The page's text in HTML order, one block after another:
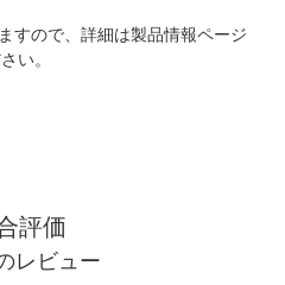
すので、詳細は製品情報ページ
い。
評価
レビュー